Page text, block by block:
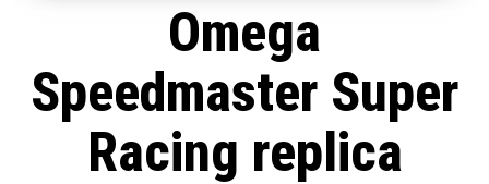
Omega
Speedmaster Super
Racing replica